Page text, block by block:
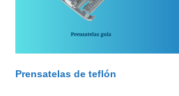
Prensatelas de teflón